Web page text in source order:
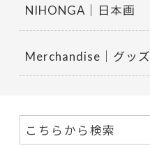
NIHONGA｜日本画
Merchandise｜グッズ